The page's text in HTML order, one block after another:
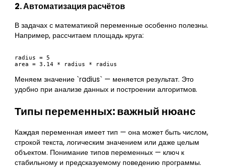
2. Автоматизация расчётов
В задачах с математикой переменные особенно полезны.
Например, рассчитаем площадь круга:
radius = 5
Меняем значение `radius` — меняется результат. Это
удобно при анализе данных и построении алгоритмов.
Типы переменных: важный нюанс
Каждая переменная имеет тип — она может быть числом,
строкой текста, логическим значением или даже целым
объектом. Понимание типов переменных — ключ к
стабильному и предсказуемому поведению программы.